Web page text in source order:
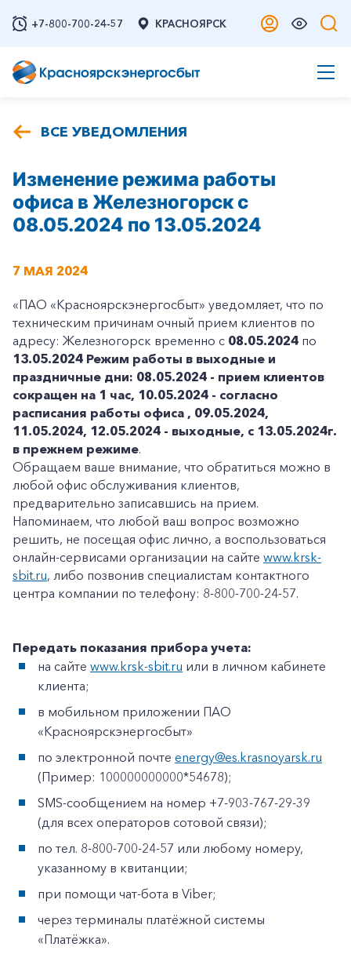
+7-800-700-24-57 КРАСНОЯРСК
ВСЕ УВЕДОМЛЕНИЯ
Изменение режима работы
офиса в Железногорск с
08.05.2024 по 13.05.2024
7 МАЯ 2024
«ПАО «Красноярскэнергосбыт» уведомляет, что по
техническим причинам очный прием клиентов по
адресу: Железногорск временно с 08.05.2024 по
13.05.2024 Режим работы в выходные и
праздничные дни: 08.05.2024 - прием клиентов
сокращен на 1 час, 10.05.2024 - согласно
расписания работы офиса , 09.05.2024,
11.05.2024, 12.05.2024 - выходные, с 13.05.2024г.
в прежнем режиме.
Обращаем ваше внимание, что обратиться можно в
любой офис обслуживания клиентов,
предварительно записавшись на прием.
Напоминаем, что любой ваш вопрос возможно
решить, не посещая офис лично, а воспользоваться
онлайн-сервисами организации на сайте www.krsk-
sbit.ru, либо позвонив специалистам контактного
центра компании по телефону: 8-800-700-24-57.
Передать показания прибора учета:
на сайте www.krsk-sbit.ru или в личном кабинете
клиента;
в мобильном приложении ПАО
«Красноярскэнергосбыт»
по электронной почте energy@es.krasnoyarsk.ru
(Пример: 100000000000*54678);
SMS-сообщением на номер +7-903-767-29-39
(для всех операторов сотовой связи);
по тел. 8-800-700-24-57 или любому номеру,
указанному в квитанции;
при помощи чат-бота в Viber;
через терминалы платёжной системы
«Платёжка».